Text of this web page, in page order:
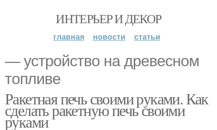
ИНТЕРЬЕР И ДЕКОР
главная новости статьи
— устройство на древесном
топливе
Ракетная печь своими руками. Как
сделать ракетную печь своими
руками